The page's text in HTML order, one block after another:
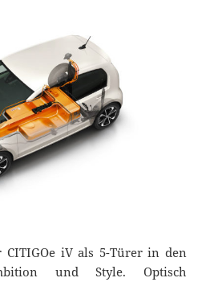
iV als 5-Türer in den
und Style. Optisch